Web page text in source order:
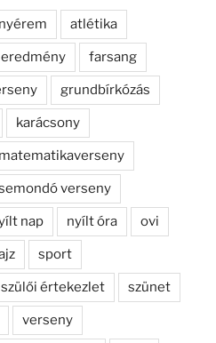
atlétika
eredmény farsang
grundbírkózás
karácsony
matematikaverseny
verseny
nap nyílt óra ovi
sport
szülői értekezlet szünet
verseny